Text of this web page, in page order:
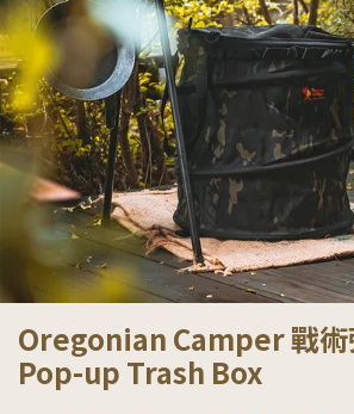
Oregonian Camper 戰術
Pop-up Trash Box